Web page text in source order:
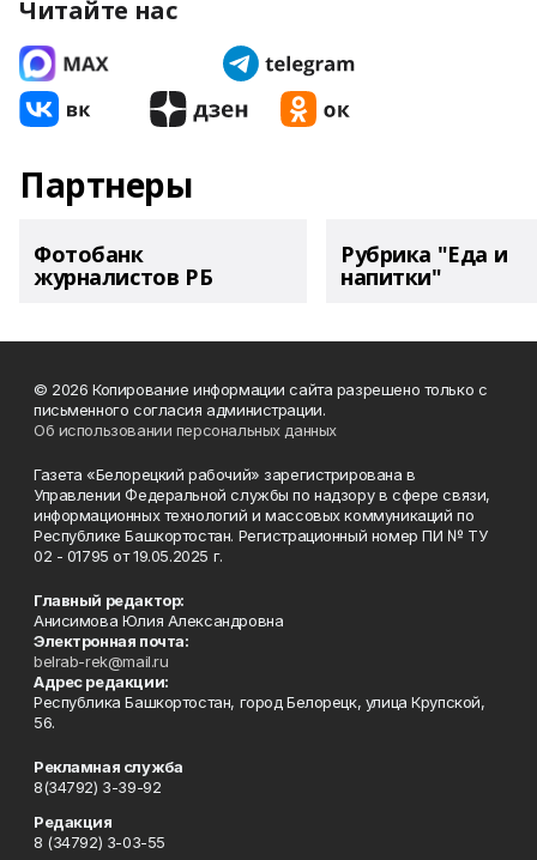
Читайте нас
Партнеры
Фотобанк
журналистов РБ
Рубрика "Еда и
напитки"
© 2026 Копирование информации сайта разрешено только с
письменного согласия администрации.
Об использовании персональных данных
Газета «Белорецкий рабочий» зарегистрирована в
Управлении Федеральной службы по надзору в сфере связи,
информационных технологий и массовых коммуникаций по
Республике Башкортостан. Регистрационный номер ПИ № ТУ
02 - 01795 от 19.05.2025 г.
Главный редактор:
Анисимова Юлия Александровна
Электронная почта:
belrab-rek@mail.ru
Адрес редакции:
Республика Башкортостан, город Белорецк, улица Крупской,
56.
Рекламная служба
8(34792) 3-39-92
Редакция
8 (34792) 3-03-55